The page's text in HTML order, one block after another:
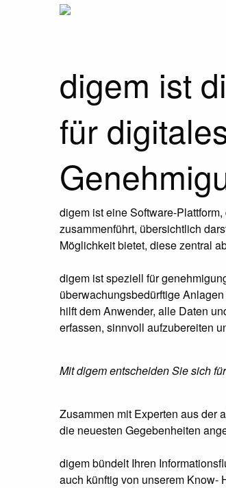
digem ist
für
digem ist eine Software-
zusammenführt, übersichtlich
Möglichkeit bietet, diese zentral
digem ist speziell für
überwachungsbedürftige
hilft dem Anwender, alle Daten
erfassen, sinnvoll aufzubereiten
Mit digem entscheiden Sie sich
Zusammen mit Experten aus der
die neuesten Gegebenheiten
digem bündelt Ihren
auch künftig von unserem Know-